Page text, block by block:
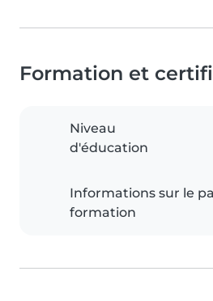
Formation et
Niveau
d'éducation
Informations sur le
formation